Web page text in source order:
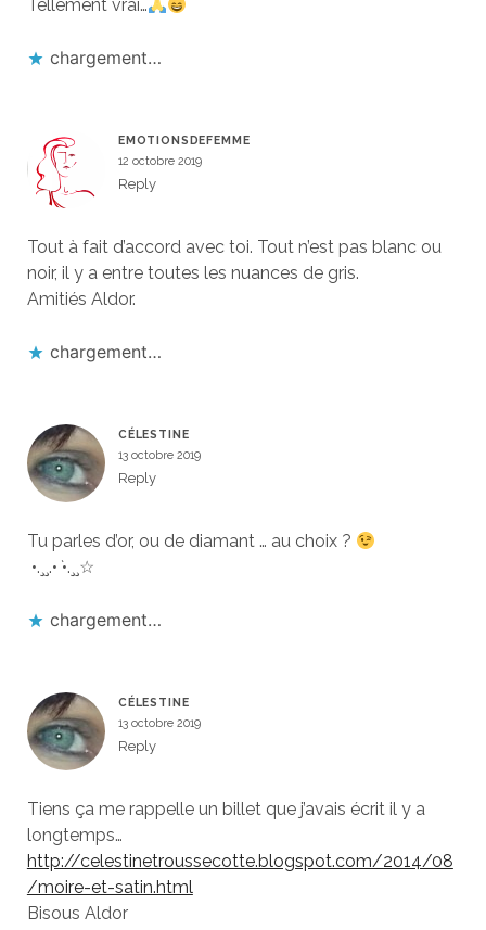
Tellement vrai…
chargement…
EMOTIONSDEFEMME
12 octobre 2019
Reply
Tout à fait d’accord avec toi. Tout n’est pas blanc ou
noir, il y a entre toutes les nuances de gris.
Amitiés Aldor.
chargement…
CÉLESTINE
13 octobre 2019
Reply
Tu parles d’or, ou de diamant … au choix ?
•.¸¸.• •.¸¸☆
chargement…
CÉLESTINE
13 octobre 2019
Reply
Tiens ça me rappelle un billet que j’avais écrit il y a
longtemps…
http://celestinetroussecotte.blogspot.com/2014/08
/moire-et-satin.html
Bisous Aldor